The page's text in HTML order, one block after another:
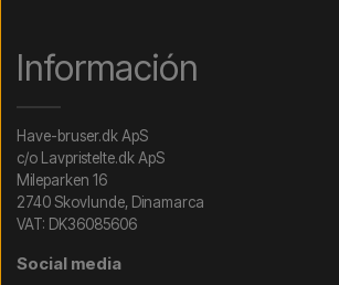
Información
Have-bruser.dk ApS
c/o Lavpristelte.dk ApS
Mileparken 16
2740 Skovlunde, Dinamarca
VAT: DK36085606
Social media